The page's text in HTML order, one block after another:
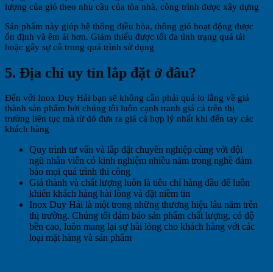
lượng của gió theo nhu cầu của tòa nhà, công trình được xây dựng
Sản phẩm này giúp hệ thống điều hòa, thông gió hoạt động được
ổn định và êm ái hơn. Giảm thiểu được tối đa tình trạng quá tải
hoặc gây sự cố trong quá trình sử dụng
5. Địa chỉ uy tín lắp đặt ở đâu?
Đến với Inox Duy Hải bạn sẽ không cần phải quá lo lắng về giá
thành sản phẩm bởi chúng tôi luôn cạnh tranh giá cả trên thị
trường liên tục mà từ đó đưa ra giá cả hợp lý nhất khi đến tay các
khách hàng
Quy trình tư vấn và lắp đặt chuyên nghiệp cùng với đội
ngũ nhân viên có kinh nghiệm nhiều năm trong nghề đảm
bảo mọi quá trình thi công
Giá thành và chất lượng luôn là tiêu chí hàng đầu để luôn
khiến khách hàng hài lòng và đặt niềm tin
Inox Duy Hải là một trong những thương hiệu lâu năm trên
thị trường. Chúng tôi đảm bảo sản phẩm chất lượng, có độ
bền cao, luôn mang lại sự hài lòng cho khách hàng với các
loại mặt hàng và sản phẩm